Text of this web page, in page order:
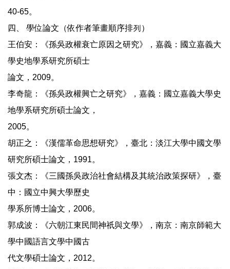
40-65。
四、 學位論文（依作者筆畫順序排列）
王伯安：《孫吳政權衰亡原因之研究》，嘉義：國立嘉義大
學史地學系研究所碩士
論文，2009。
李奇龍：《孫吳政權興亡之研究》，嘉義：國立嘉義大學史
地學系研究所碩士論文，
2005。
胡正之：《漢儒革命思想研究》，臺北：淡江大學中國文學
研究所碩士論文，1991。
張文杰：《三國孫吳政治社會結構及其統治政策探研》，臺
中：國立中興大學歷史
學系所博士論文，2006。
郭成波：《六朝江東民間神祇與文學》，南京：南京師範大
學中國語言文學中國古
代文學碩士論文，2012。